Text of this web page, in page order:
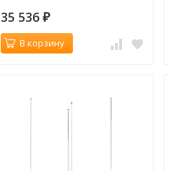
35 536 ₽
В корзину